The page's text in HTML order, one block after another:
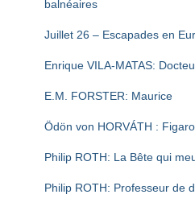
balnéaires
Juillet 26 – Escapades en
Enrique VILA-MATAS:
E.M. FORSTER: Maurice
Ödön von HORVÁTH :
Philip ROTH: La Bête qui
Philip ROTH: Professeur de